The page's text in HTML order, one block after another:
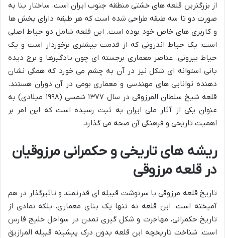
از بزرگترین قلعه های خشتی منطقه جنوب ایران است. ساختار بنا به
صورت دو تا سه طبقه طراحی شده است که هر طبقه دارای بخش ها
و کاربری های خاص خود بوده است. این قلعه شامل دو حیاط اصلی
است: یک حیاط اندرونی که از قدمت بیشتری برخوردار است و یک
حیاط بیرونی. عناصر معماری برجسته ای چون بادگیرها و برج دیده
بانی استوانه ای شکل نیز در آن به چشم می خورد که همگی نشان
دهنده توانایی های مهندسی و معماری بومی در آن دوران هستند.
قلعه شیخ سلطان المرزوقی در سال ۱۳۷۷ شمسی (۱۹۹۸ میلادی) به
عنوان یکی از آثار ملی ایران به ثبت رسیده است که این امر بر
اهمیت تاریخی و فرهنگی آن صحه می گذارد.
ریشه های تاریخی و حکمرانی مرزوقیان
در قلعه مرزوقی
تاریخ قلعه مرزوقی با سرنوشت قبیله ای قدرتمند و تاثیرگذار در هم
آمیخته است. این قلعه نه تنها یک بنای معماری، بلکه نمادی از
تاریخ حکمرانی، مهاجرت و شکل گیری تمدن در سواحل خلیج فارس
است. شناخت تاریخچه این قلعه بدون درک پیشینه قبیله المرازیق